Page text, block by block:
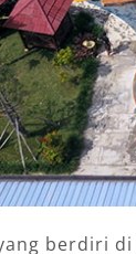
berdiri